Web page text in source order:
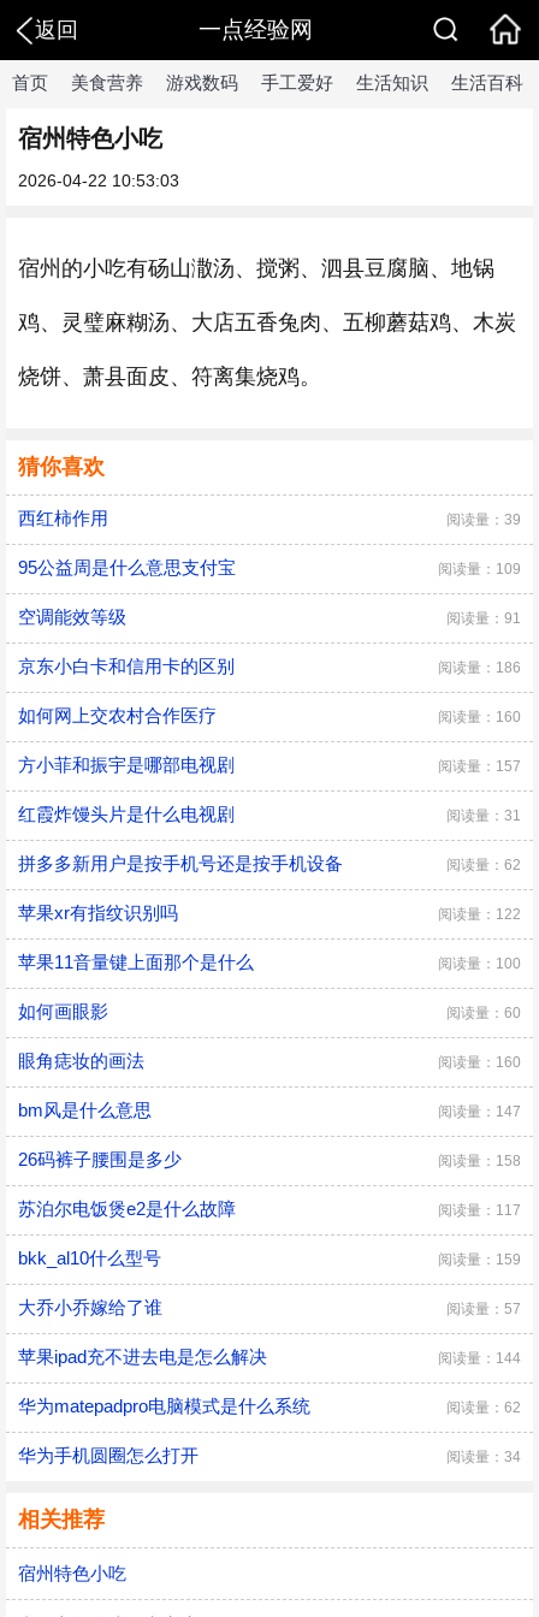
返回 一点经验网
首页 美食营养 游戏数码 手工爱好 生活知识 生活百科
宿州特色小吃
2026-04-22 10:53:03
宿州的小吃有砀山潵汤、搅粥、泗县豆腐脑、地锅
鸡、灵璧麻糊汤、大店五香兔肉、五柳蘑菇鸡、木炭
烧饼、萧县面皮、符离集烧鸡。
猜你喜欢
西红柿作用 阅读量：39
95公益周是什么意思支付宝 阅读量：109
空调能效等级 阅读量：91
京东小白卡和信用卡的区别 阅读量：186
如何网上交农村合作医疗 阅读量：160
方小菲和振宇是哪部电视剧 阅读量：157
红霞炸馒头片是什么电视剧 阅读量：31
拼多多新用户是按手机号还是按手机设备 阅读量：62
苹果xr有指纹识别吗 阅读量：122
苹果11音量键上面那个是什么 阅读量：100
如何画眼影 阅读量：60
眼角痣妆的画法 阅读量：160
bm风是什么意思 阅读量：147
26码裤子腰围是多少 阅读量：158
苏泊尔电饭煲e2是什么故障 阅读量：117
bkk_al10什么型号 阅读量：159
大乔小乔嫁给了谁 阅读量：57
苹果ipad充不进去电是怎么解决 阅读量：144
华为matepadpro电脑模式是什么系统 阅读量：62
华为手机圆圈怎么打开 阅读量：34
相关推荐
宿州特色小吃